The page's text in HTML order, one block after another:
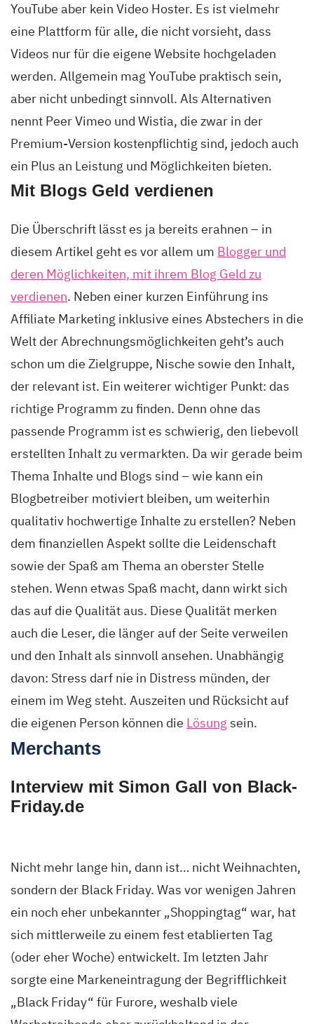
YouTube aber kein Video Hoster. Es ist vielmehr
eine Plattform für alle, die nicht vorsieht, dass
Videos nur für die eigene Website hochgeladen
werden. Allgemein mag YouTube praktisch sein,
aber nicht unbedingt sinnvoll. Als Alternativen
nennt Peer Vimeo und Wistia, die zwar in der
Premium-Version kostenpflichtig sind, jedoch auch
ein Plus an Leistung und Möglichkeiten bieten.
Mit Blogs Geld verdienen
Die Überschrift lässt es ja bereits erahnen – in
diesem Artikel geht es vor allem um Blogger und
deren Möglichkeiten, mit ihrem Blog Geld zu
verdienen. Neben einer kurzen Einführung ins
Affiliate Marketing inklusive eines Abstechers in die
Welt der Abrechnungsmöglichkeiten geht’s auch
schon um die Zielgruppe, Nische sowie den Inhalt,
der relevant ist. Ein weiterer wichtiger Punkt: das
richtige Programm zu finden. Denn ohne das
passende Programm ist es schwierig, den liebevoll
erstellten Inhalt zu vermarkten. Da wir gerade beim
Thema Inhalte und Blogs sind – wie kann ein
Blogbetreiber motiviert bleiben, um weiterhin
qualitativ hochwertige Inhalte zu erstellen? Neben
dem finanziellen Aspekt sollte die Leidenschaft
sowie der Spaß am Thema an oberster Stelle
stehen. Wenn etwas Spaß macht, dann wirkt sich
das auf die Qualität aus. Diese Qualität merken
auch die Leser, die länger auf der Seite verweilen
und den Inhalt als sinnvoll ansehen. Unabhängig
davon: Stress darf nie in Distress münden, der
einem im Weg steht. Auszeiten und Rücksicht auf
die eigenen Person können die Lösung sein.
Merchants
Interview mit Simon Gall von Black-
Friday.de
Nicht mehr lange hin, dann ist… nicht Weihnachten,
sondern der Black Friday. Was vor wenigen Jahren
ein noch eher unbekannter „Shoppingtag“ war, hat
sich mittlerweile zu einem fest etablierten Tag
(oder eher Woche) entwickelt. Im letzten Jahr
sorgte eine Markeneintragung der Begrifflichkeit
„Black Friday“ für Furore, weshalb viele